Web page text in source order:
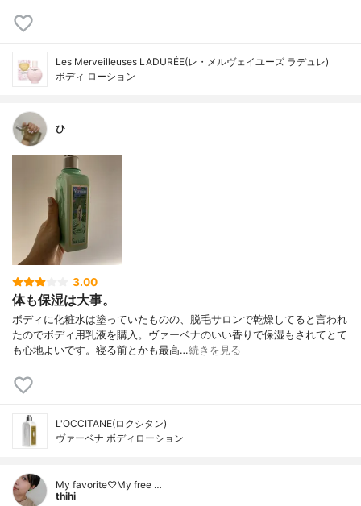
Les Merveilleuses LADURÉE(レ・メルヴェイユーズ ラデュレ)
ボディ ローション
ひ
3.00
体も保湿は大事。
ボディに化粧水は塗っていたものの、脱毛サロンで乾燥してると言われ
たのでボディ用乳液を購入。ヴァーベナのいい香りで保湿もされてとて
も心地よいです。寝る前とかも最高…続きを見る
L'OCCITANE(ロクシタン)
ヴァーベナ ボディローション
My favorite♡My free …
thihi